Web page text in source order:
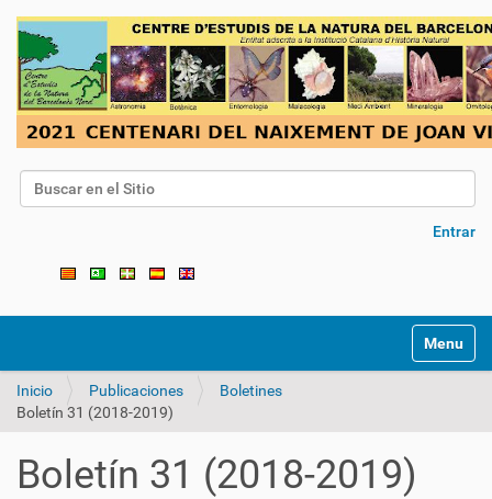
Buscar
Entrar
Toggle
Inicio Publicaciones
Boletines
Boletín 31 (2018-2019)
Boletín 31 (2018-2019)